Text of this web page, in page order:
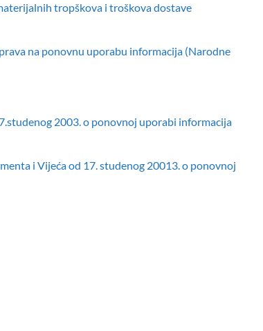
tropškova i troškova dostave
na ponovnu uporabu informacija (Narodne
2003. o ponovnoj uporabi informacija
i Vijeća od 17. studenog 20013. o ponovnoj